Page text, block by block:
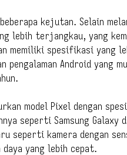
kejutan. Selain
lebih terjangkau, yang
memiliki spesifikasi yang
Android yang
model Pixel dengan
seperti Samsung Galaxy
kamera dengan
yang lebih cepat.